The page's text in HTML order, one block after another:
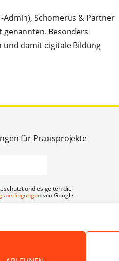
Schomerus & Partner
Besonders
und damit digitale Bildung
für Praxisprojekte
und es gelten die
von Google.